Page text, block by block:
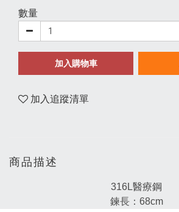
數量
加入購物車
加入追蹤清單
商品描述
316L醫療鋼
鍊長：68cm